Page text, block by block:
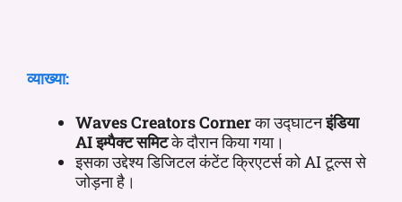
व्याख्या:
Waves Creators Cornerका उद्घाटनइंडिया
AI इम्पैक्ट समिटके दौरान किया गया।
इसका उद्देश्य डिजिटल कंटेंट क्रिएटर्स को AI टूल्स से
जोड़ना है।